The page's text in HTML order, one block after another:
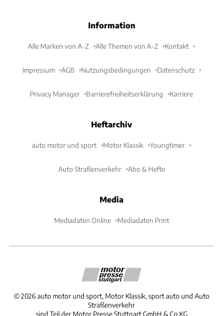
Information
Alle Marken von A-Z Alle Themen von A-Z Kontakt
Impressum AGB Nutzungsbedingungen Datenschutz
Privacy Manager Barrierefreiheitserklärung Karriere
Heftarchiv
auto motor und sport Motor Klassik Youngtimer
Auto Straßenverkehr Abo & Hefte
Media
Mediadaten Online Mediadaten Print
©2026 auto motor und sport, Motor Klassik, sport auto und Auto
Straßenverkehr
sind Teil der Motor Presse Stuttgart GmbH & Co.KG